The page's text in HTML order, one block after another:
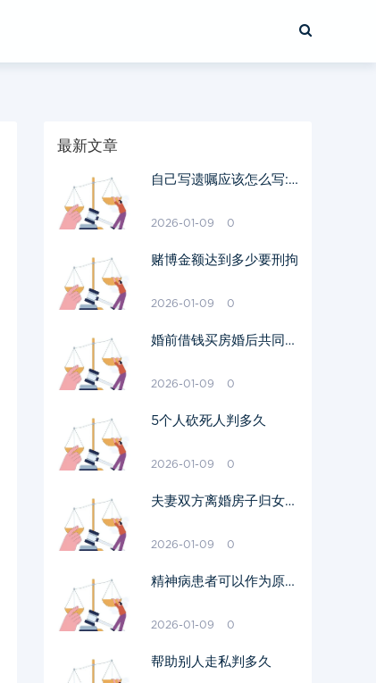
最新文章
自己写遗嘱应该怎么写:
2026-01-09 0
赌博金额达到多少要刑拘
2026-01-09 0
婚前借钱买房婚后共同还
2026-01-09 0
5个人砍死人判多久
2026-01-09 0
夫妻双方离婚房子归女方
2026-01-09 0
精神病患者可以作为原告
2026-01-09 0
帮助别人走私判多久